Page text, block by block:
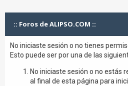
:: Foros de ALIPSO.COM ::
No iniciaste sesión o no tienes
Esto puede ser por una de las
No iniciaste sesión o no estás
al final de esta página para